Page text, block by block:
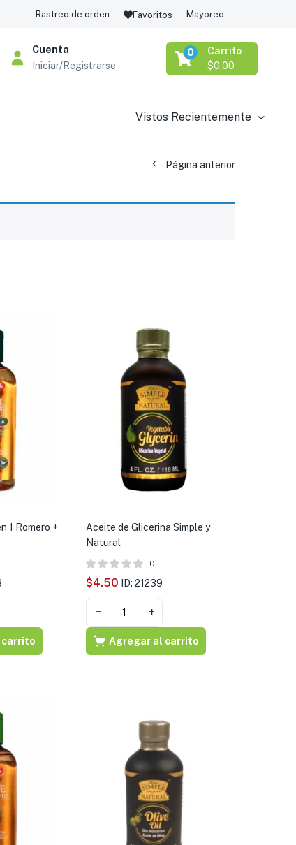
Rastreo de orden Favoritos Mayoreo
Cuenta
Iniciar/Registrarse
Carrito
0
$0.00
Vistos Recientemente
Página anterior
1 Romero +
carrito
Aceite de Glicerina Simple y
Natural
0
$4.50 ID: 21239
− +
Agregar al carrito